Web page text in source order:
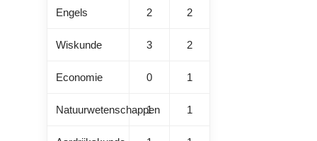
Engels 2 2
Wiskunde 3 2
Economie 0 1
Natuurwetenschappen
1 1